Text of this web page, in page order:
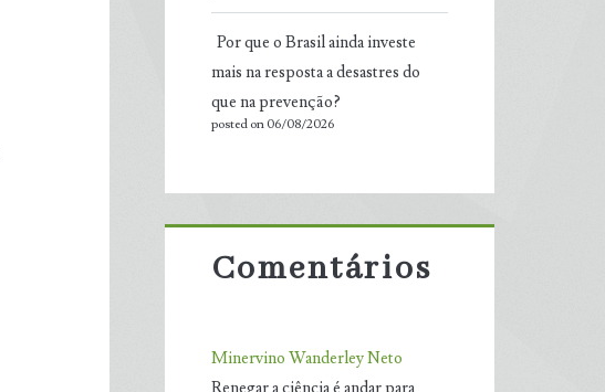
Por que o Brasil ainda investe
mais na resposta a desastres do
que na prevenção?
posted on 06/08/2026
Comentários
Minervino Wanderley Neto